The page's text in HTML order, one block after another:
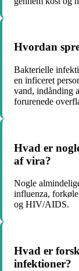
Hvordan
Bakterielle
en inficeret
vand, indånding
forurenede
Hvad er
af vira?
Nogle
influenza,
og HIV/AIDS.
Hvad er
infektioner?